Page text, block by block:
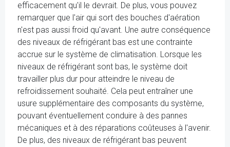
efficacement qu'il le devrait. De plus, vous pouvez
remarquer que l'air qui sort des bouches d'aération
n'est pas aussi froid qu'avant. Une autre conséquence
des niveaux de réfrigérant bas est une contrainte
accrue sur le système de climatisation. Lorsque les
niveaux de réfrigérant sont bas, le système doit
travailler plus dur pour atteindre le niveau de
refroidissement souhaité. Cela peut entraîner une
usure supplémentaire des composants du système,
pouvant éventuellement conduire à des pannes
mécaniques et à des réparations coûteuses à l'avenir.
De plus, des niveaux de réfrigérant bas peuvent